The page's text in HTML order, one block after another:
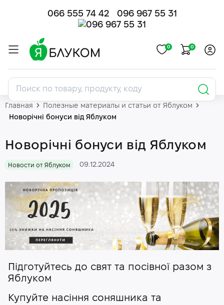
066 555 74 42 096 967 55 31
0 0
Главная
Полезные материалы и статьи от Яблуком
Новорічні бонуси від Яблуком
Новорічні бонуси від Яблуком
Новости от Яблуком 09.12.2024
Підготуйтесь до свят та посівної разом з
Яблуком
Купуйте насіння соняшника та